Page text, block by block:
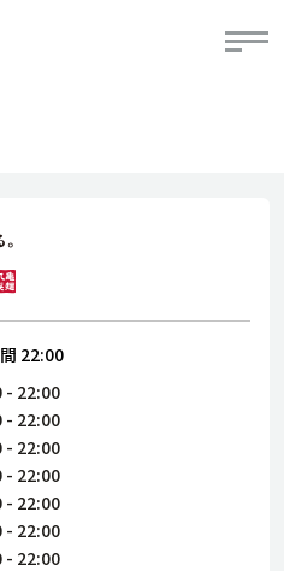
ランス
ション戦略
ン2028
が語る
のサステナビリティ
ホルダーとの
22:00
- 22:00
- 22:00
- 22:00
- 22:00
- 22:00
- 22:00
- 22:00